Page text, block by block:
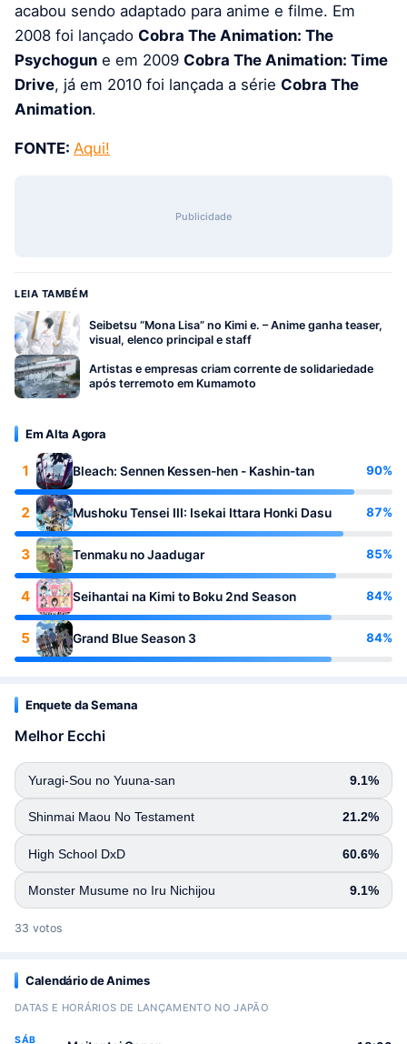
acabou sendo adaptado para anime e filme. Em
2008 foi lançado Cobra The Animation: The
Psychogun e em 2009 Cobra The Animation: Time
Drive, já em 2010 foi lançada a série Cobra The
Animation.
FONTE: Aqui!
Publicidade
LEIA TAMBÉM
Seibetsu “Mona Lisa” no Kimi e. – Anime ganha teaser,
visual, elenco principal e staff
Artistas e empresas criam corrente de solidariedade
após terremoto em Kumamoto
Em Alta Agora
1 Bleach: Sennen Kessen-hen - Kashin-tan 90%
2 Mushoku Tensei III: Isekai Ittara Honki Dasu 87%
3 Tenmaku no Jaadugar 85%
4 Seihantai na Kimi to Boku 2nd Season 84%
5 Grand Blue Season 3 84%
Enquete da Semana
Melhor Ecchi
Yuragi-Sou no Yuuna-san 9.1%
Shinmai Maou No Testament 21.2%
High School DxD 60.6%
Monster Musume no Iru Nichijou 9.1%
33 votos
Calendário de Animes
DATAS E HORÁRIOS DE LANÇAMENTO NO JAPÃO
SÁB